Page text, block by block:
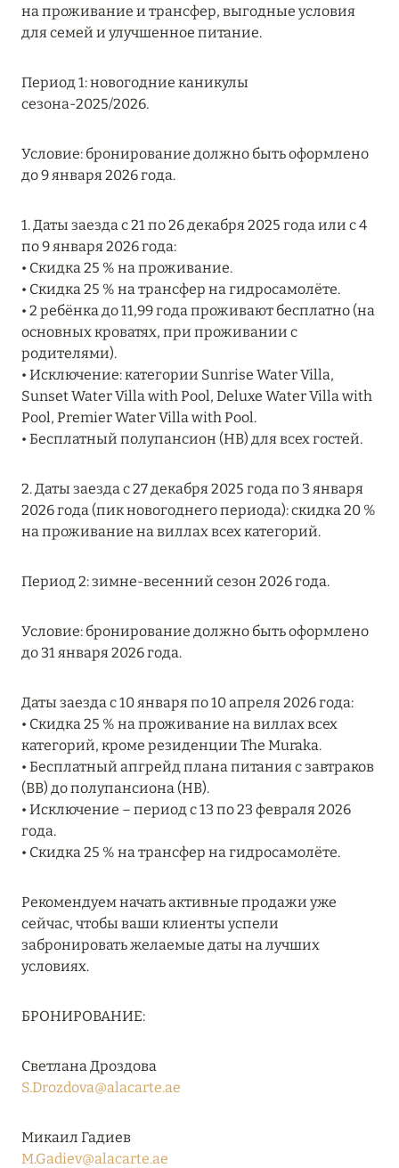
LA CARTE PREMIUM ПО ОТЕЛЮ WALDORF
ASTORIA MALDIVES ITHAAFUSHI, МАЛЬДИВЫ
MANDARIN ORIENTAL JUMEIRA — SUITE
NOVEMBER
13 мая 2025
ЗАБРОНИРУЙТЕ FOUR SEASONS RESORT
DUBAI AT JUMEIRAH BEACH ПО ЛУЧШИМ
ЦЕНАМ
Подробнее
04 апреля 2025
НАПИТКОВ ДЛЯ HB И FB
Подробнее
13 февраля 2025
MANDARIN ORIENTAL JUMEIRA, DUBAI:
СКИДКИ ДО 30 % ОТ СУММЫ КОНТРАКТА НА
РАЗМЕЩЕНИЕ ВЕСНОЙ
Подробнее
11 декабря 2024
RIXOS PREMIUM SAADIYAT ISLAND ABU DHABI:
КОНЦЕПЦИЯ «ВСЁ ВКЛЮЧЕНО – ВСЁ
ЭКСКЛЮЗИВНО»
27 сентября 2024
HÔTEL BARRIÈRE LES NEIGES
HÔTEL BARRIÈRE LES NEIGES
на проживание и трансфер, выгодные условия
для семей и улучшенное питание.
Период 1: новогодние каникулы
сезона-2025/2026.
Условие: бронирование должно быть оформлено
до 9 января 2026 года.
1. Даты заезда с 21 по 26 декабря 2025 года или с 4
по 9 января 2026 года:
• Скидка 25 % на проживание.
• Скидка 25 % на трансфер на гидросамолёте.
• 2 ребёнка до 11,99 года проживают бесплатно (на
основных кроватях, при проживании с
родителями).
• Исключение: категории Sunrise Water Villa,
Sunset Water Villa with Pool, Deluxe Water Villa with
Pool, Premier Water Villa with Pool.
• Бесплатный полупансион (HB) для всех гостей.
2. Даты заезда с 27 декабря 2025 года по 3 января
2026 года (пик новогоднего периода): скидка 20 %
на проживание на виллах всех категорий.
Период 2: зимне-весенний сезон 2026 года.
Условие: бронирование должно быть оформлено
до 31 января 2026 года.
Даты заезда с 10 января по 10 апреля 2026 года:
• Скидка 25 % на проживание на виллах всех
категорий, кроме резиденции The Muraka.
• Бесплатный апгрейд плана питания с завтраков
(BB) до полупансиона (HB).
• Исключение – период с 13 по 23 февраля 2026
года.
• Скидка 25 % на трансфер на гидросамолёте.
Рекомендуем начать активные продажи уже
сейчас, чтобы ваши клиенты успели
забронировать желаемые даты на лучших
условиях.
БРОНИРОВАНИЕ:
Светлана Дроздова
S.Drozdova@alacarte.ae
Микаил Гадиев
M.Gadiev@alacarte.ae